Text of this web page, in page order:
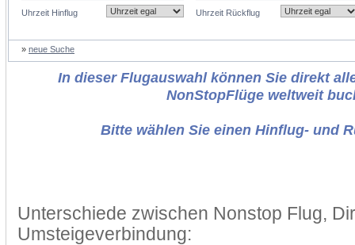
Uhrzeit Hinflug Uhrzeit Rückflug
» neue Suche
In dieser Flugauswahl können Sie direkt
NonStopFlüge weltweit
Bitte wählen Sie einen Hinflug- und
Unterschiede zwischen Nonstop Flug,
Umsteigeverbindung: